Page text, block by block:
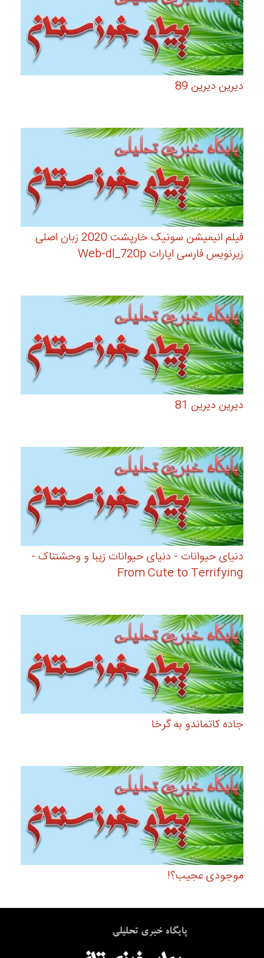
دیرین دیرین 89
فیلم انیمیشن سونیک خارپشت 2020 زبان اصلی
زیرنویس فارسی اپارات Web-dl_720p
دیرین دیرین 81
دنیای حیوانات - دنیای حیوانات زیبا و وحشتناک -
From Cute to Terrifying
جاده کاتماندو به گرخا
موجودی عجیب؟!